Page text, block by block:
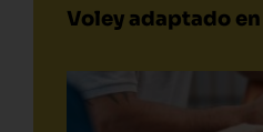
Voley adaptado